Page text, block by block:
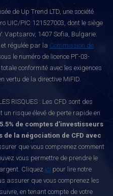
de Up Trend LTD, une société
UIC/PIC 121527003, dont le siège
Vaptsarov, 1407 Sofia, Bulgarie.
régulée par la Commission de
le numéro de licence РГ-03-
conformité avec les exigences
vertu de la directive MiFID.
RISQUES : Les CFD sont des
un risque élevé de perte rapide en
de comptes d’investisseurs
de la négociation de CFD avec
que vous comprenez comment
vous permettre de prendre le
Cliquez ici pour lire notre
assurer que vous comprenez les
en tenant compte de votre